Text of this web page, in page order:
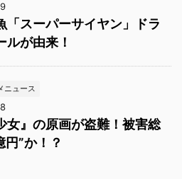
「スーパーサイヤン」ドラ
ルが由来！
ニュース
女』の原画が盗難！被害総
円”か！？